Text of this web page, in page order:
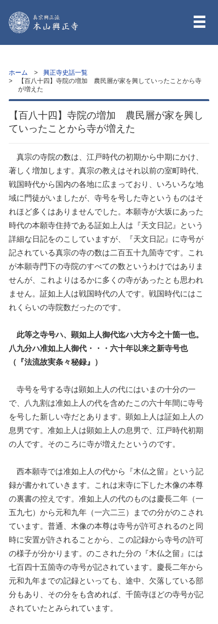
ホーム
興正寺史話一覧
【百八十四】寺院の増加 農民層が家を興していったことから寺
が増えた
【百八十四】寺院の増加 農民層が家を興し
ていったことから寺が増えた
真宗の寺院の数は、江戸時代の初期から中期にかけ、
著しく増加します。真宗の教えはそれ以前の室町時代、
戦国時代から国内の各地に広まっており、いろいろな地
域に門徒がいましたが、寺号を号した寺というものはそ
れほど多くはありませんでした。本願寺が大坂にあった
時代の本願寺住持である証如上人は『天文日記』という
詳細な日記をのこしていますが、『天文日記』に寺号が
記されている真宗の寺の数は二百五十九箇寺です。これ
が本願寺門下の寺院のすべての数というわけではありま
せんが、これよりはるかに多くの寺があったとも思われ
ません。証如上人は戦国時代の人です。戦国時代にはこ
れくらいの寺院数だったのです。
此等之寺号ハ、顕如上人御代迄ハ大方今之十箇一也。
八九分ハ准如上人御代・・・六十年以来之新寺号也
（『法流故実条々秘録』）
寺号を号する寺は顕如上人の代にはいまの十分の一
で、八九割は准如上人の代を含めたこの六十年間に寺号
を号した新しい寺だとあります。顕如上人は証如上人の
息男です。准如上人は顕如上人の息男で、江戸時代初期
の人です。そのころに寺が増えたというのです。
西本願寺では准如上人の代から『木仏之留』という記
録が書かれていきます。これは末寺に下した木像の本尊
の裏書の控えです。准如上人の代のものは慶長二年（一
五九七）から元和九年（一六二三）までの分がのこされ
ています。普通、木像の本尊は寺号が許可されるのと同
時に安置が許されることから、この記録から寺号の許可
の様子が分かります。のこされた分の『木仏之留』には
七百四十五箇寺の寺号が記されています。慶長二年から
元和九年までの記録といっても、途中、欠落している部
分もあり、その分をも含めれば、千箇寺ほどの寺号が記
されていたとみられています。